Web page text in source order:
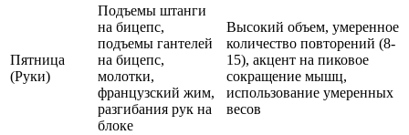
Пятница
(Руки)
Подъемы штанги
на бицепс,
подъемы гантелей
на бицепс,
молотки,
французский жим,
разгибания рук на
блоке
Высокий объем, умеренное
количество повторений (8-
15), акцент на пиковое
сокращение мышц,
использование умеренных
весов